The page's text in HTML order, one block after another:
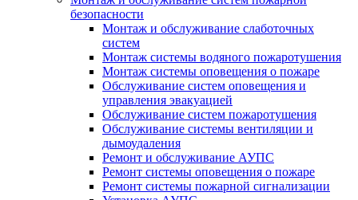
безопасности
Монтаж и обслуживание слаботочных
систем
Монтаж системы водяного пожаротушения
Монтаж системы оповещения о пожаре
Обслуживание систем оповещения и
управления эвакуацией
Обслуживание систем пожаротушения
Обслуживание системы вентиляции и
дымоудаления
Ремонт и обслуживание АУПС
Ремонт системы оповещения о пожаре
Ремонт системы пожарной сигнализации